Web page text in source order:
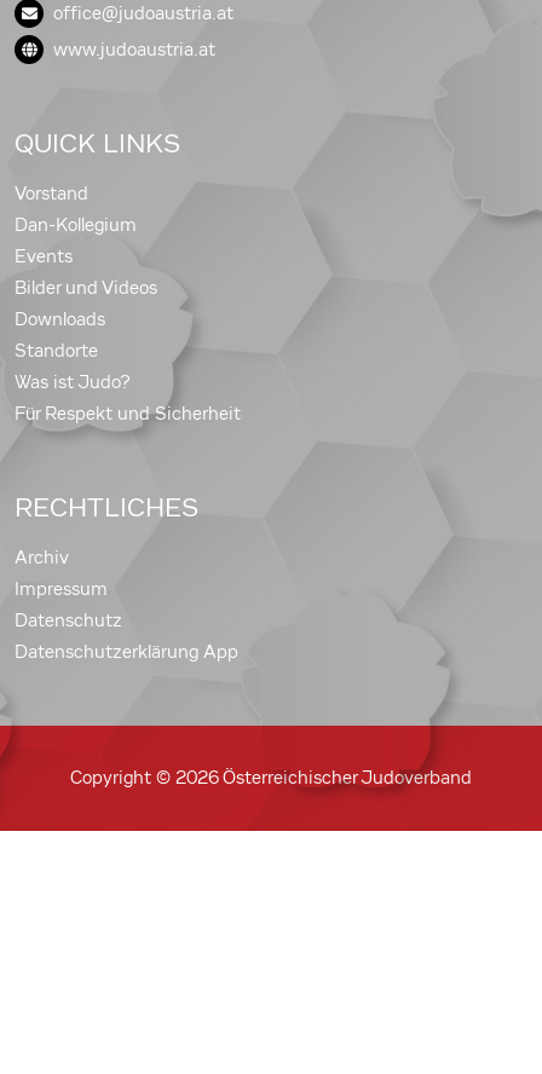
office@judoaustria.at
www.judoaustria.at
QUICK LINKS
Vorstand
Dan-Kollegium
Events
Bilder und Videos
Downloads
Standorte
Was ist Judo?
Für Respekt und Sicherheit
RECHTLICHES
Archiv
Impressum
Datenschutz
Datenschutzerklärung App
Copyright © 2026 Österreichischer Judoverband